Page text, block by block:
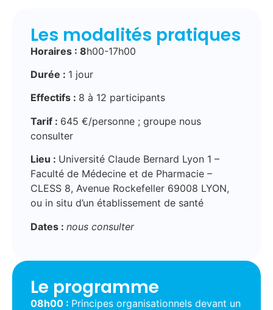
Les modalités pratiques
Horaires : 8h00-17h00
Durée : 1 jour
Effectifs : 8 à 12 participants
Tarif : 645 €/personne ; groupe nous
consulter
Lieu : Université Claude Bernard Lyon 1 –
Faculté de Médecine et de Pharmacie –
CLESS 8, Avenue Rockefeller 69008 LYON,
ou in situ d’un établissement de santé
Dates : nous consulter
Le programme
08h00 : Principes organisationnels devant un